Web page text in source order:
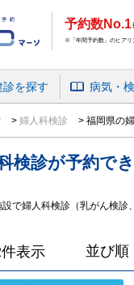
予約数No.1
※「年間予約数」のヒアリ
診を探す 病気・
婦人科検診 福岡県の
検診が予約で
設で婦人科検診（乳がん検診
件表示 並び順